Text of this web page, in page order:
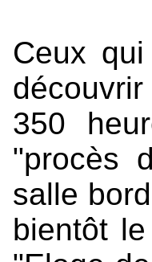
Ceux
350
"procès
salle
bientôt